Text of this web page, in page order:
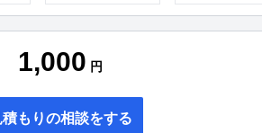
1,000 円
積もりの相談をする